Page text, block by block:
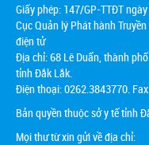
Giấy phép: 147/GP-TTĐT
Cục Quản lý Phát hành
điện tử
Địa chỉ:68 Lê Duẩn, thành
tỉnh Đắk Lắk.
Điện thoại: 0262.3843770.
Bản quyền thuộc sở y tế tỉnh
Mọi thư từ xin gửi về địa chỉ: